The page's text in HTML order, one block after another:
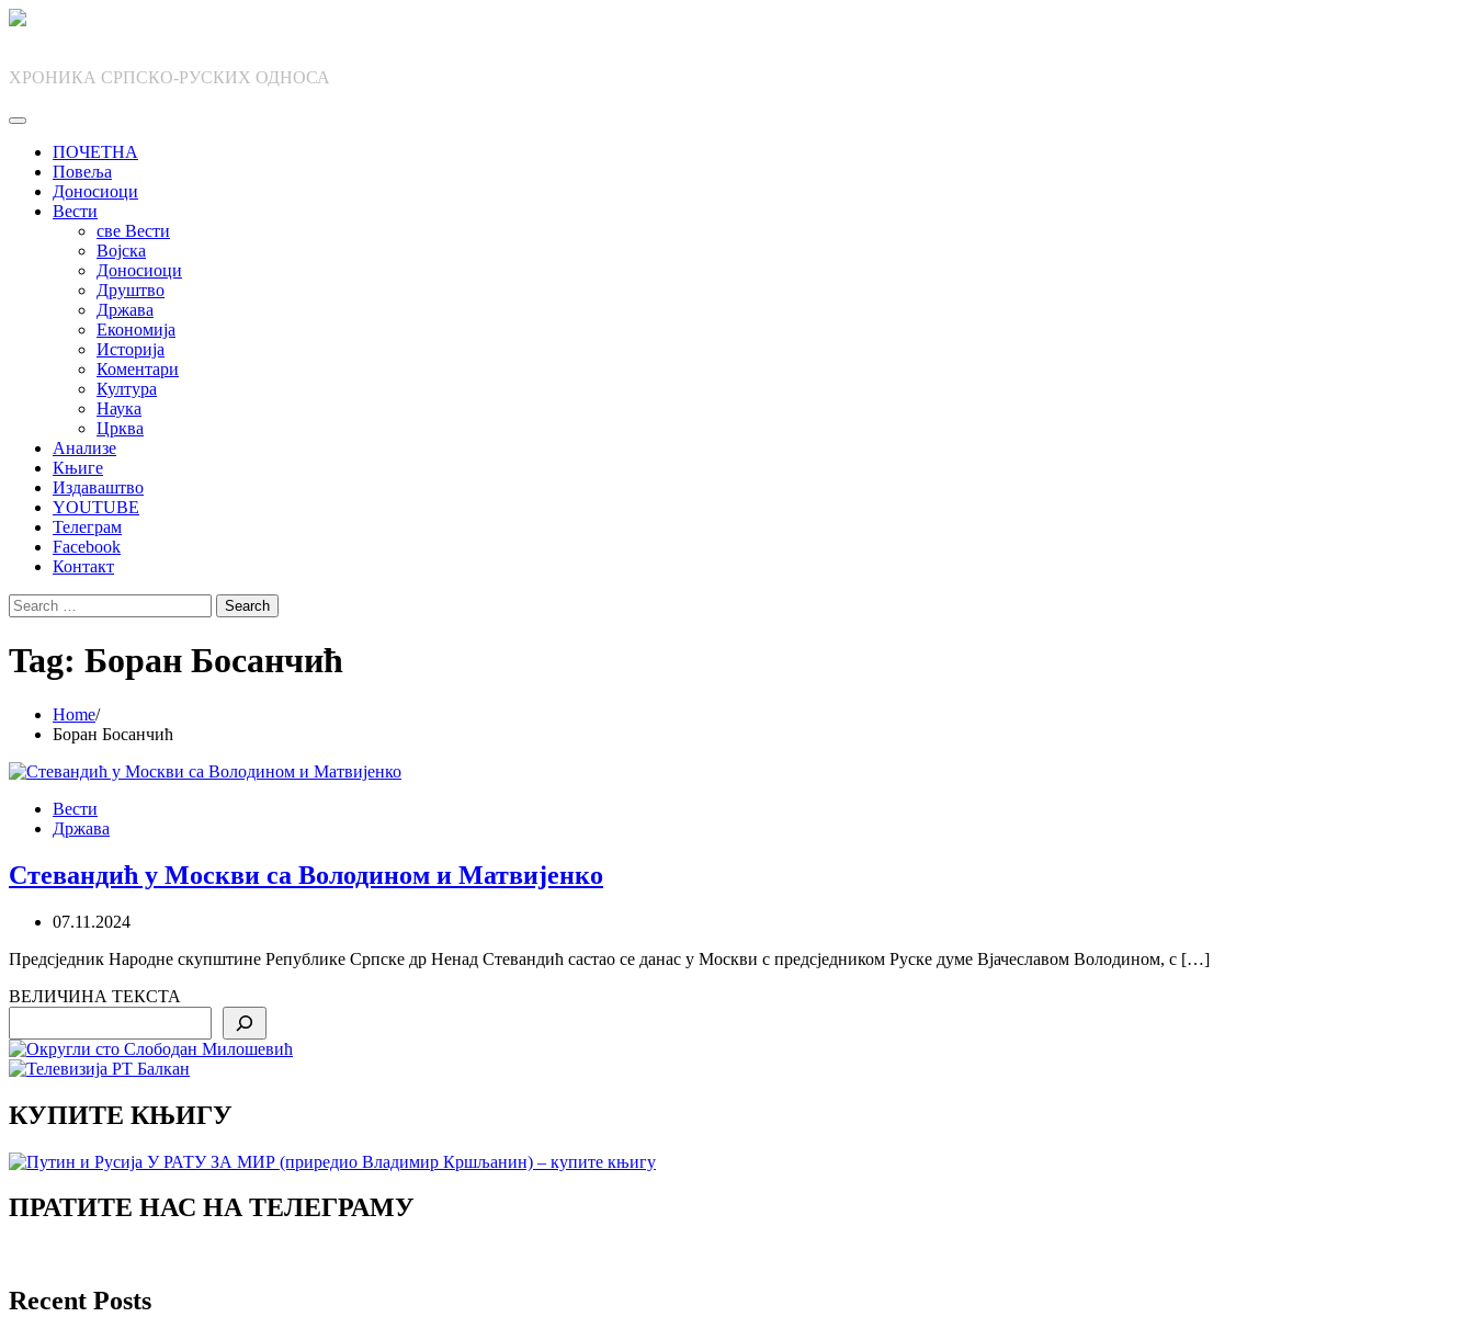
Skip
ХРОНИКА СРПСКО-РУСКИХ ОДНОСА
ПОЧЕТНА
Повеља
Доносиоци
Вести
све Вести
Војска
Доносиоци
Друштво
Држава
Економија
Историја
Коментари
Култура
Наука
Црква
Анализе
Књиге
Издаваштво
YOUTUBE
Телеграм
Facebook
Контакт
Search
for:
Tag: Боран Босанчић
Home
Боран Босанчић
Вести
Држава
Стевандић у Москви са Володином и Матвијенко
07.11.2024
Предсједник Народне скупштине Републике Српске др Ненад Стевандић састао се данас у Москви с предсједником Руске думе Вјачеславом Володином, с […]
ВЕЛИЧИНА ТЕКСТА
КУПИТЕ КЊИГУ
ПРАТИТЕ НАС НА ТЕЛЕГРАМУ
Recent Posts